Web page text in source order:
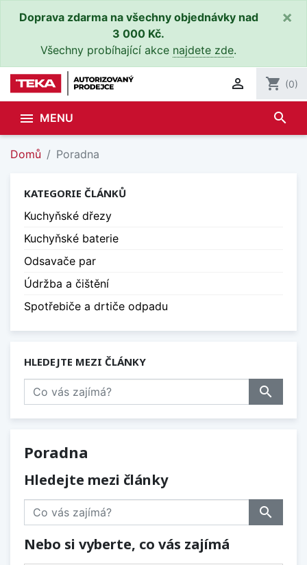
Doprava zdarma na všechny objednávky nad
3 000 Kč.
Všechny probíhající akce najdete zde.
×
 shopping_cart (0)
 MENU search
Domů Poradna
KATEGORIE ČLÁNKŮ
Kuchyňské dřezy
Kuchyňské baterie
Odsavače par
Údržba a čištění
Spotřebiče a drtiče odpadu
HLEDEJTE MEZI ČLÁNKY
search
Poradna
Hledejte mezi články
search
Nebo si vyberte, co vás zajímá